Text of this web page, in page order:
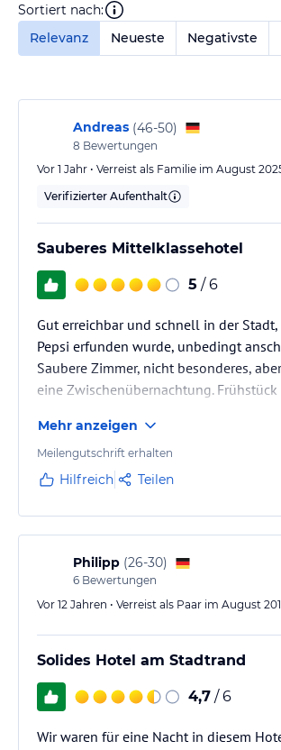
Sortiert nach:
Relevanz
Neueste Negativste
Andreas (46-50)
8 Bewertungen
Vor 1 Jahr • Verreist als Familie im August
Verifizierter Aufenthalt
Sauberes Mittelklassehotel
5 / 6
Gut erreichbar und schnell in der
Pepsi erfunden wurde, unbedingt
Saubere Zimmer, nicht besonderes,
eine Zwischenübernachtung. Frühstück
Mehr anzeigen
Meilengutschrift erhalten
Hilfreich Teilen
Philipp (26-30)
6 Bewertungen
Vor 12 Jahren • Verreist als Paar im August
Solides Hotel am Stadtrand
4,7 / 6
Wir waren für eine Nacht in diesem